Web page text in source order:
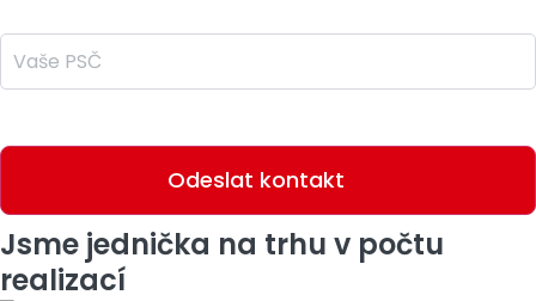
Jsme jednička na trhu v počtu
realizací